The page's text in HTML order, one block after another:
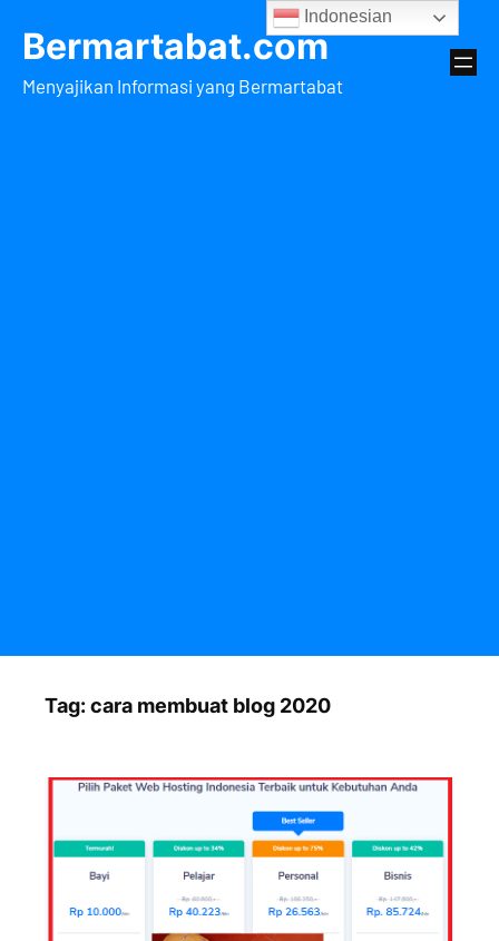
Bermartabat.com
Menyajikan Informasi yang Bermartabat
Tag:cara membuat blog 2020
Indonesian